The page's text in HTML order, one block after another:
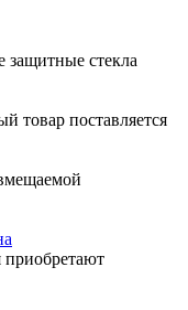
стекла
товар поставляется
приобретают